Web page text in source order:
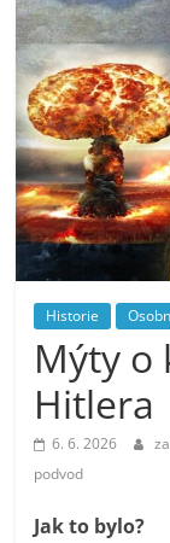
Historie
Mýty o
Hitlera
6. 6. 2026
podvod
Jak to bylo?